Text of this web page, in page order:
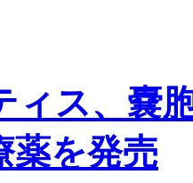
ィス、嚢
薬を発売